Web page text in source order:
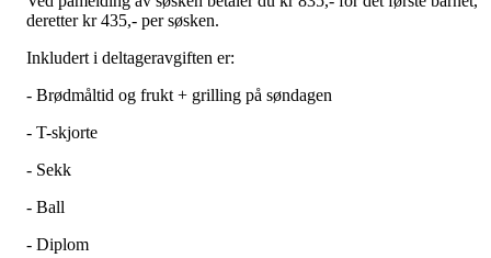
deretter kr 435,- per søsken.
Inkludert i deltageravgiften er:
- Brødmåltid og frukt + grilling på søndagen
- T-skjorte
- Sekk
- Ball
- Diplom